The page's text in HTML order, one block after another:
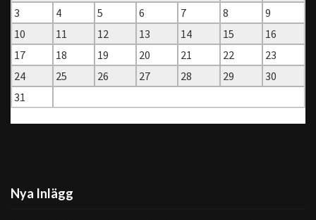
3
4 5 6 7 8
9
10
11 12 13 14 15
16
17
18 19 20 21 22
23
24
25 26 27 28 29
30
31
Nya Inlägg